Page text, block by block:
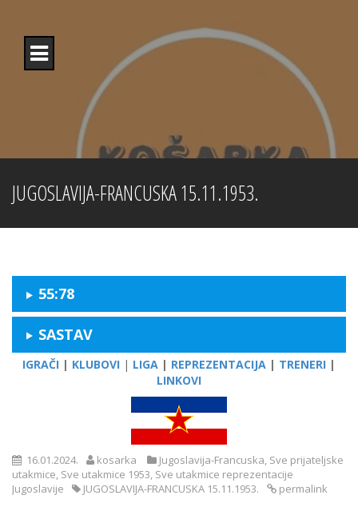
content
JUGOSLAVIJA-FRANCUSKA 15.11.1953.
55:78
SASTAV
IGRAČI | KLUBOVI | LIGA | REPREZENTACIJA | TRENERI |
LINKOVI
16.01.2024. kosarka Jugoslavija-Francuska, Sve prijateljske
utakmice, Sve utakmice 1953, Sve utakmice reprezentacije
Jugoslavije
JUGOSLAVIJA-FRANCUSKA 15.11.1953. permalink